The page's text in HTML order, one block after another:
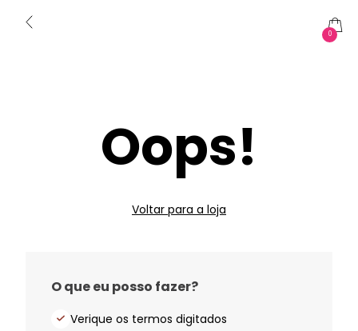
0
Oops!
Voltar para a loja
O que eu posso fazer?
Verique os termos digitados